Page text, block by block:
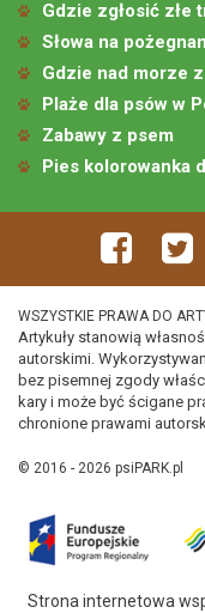
Gdzie zgłosić złe
Słowa na
Gdzie nad morze
Plaże dla psów w
Zabawy z psem
Pies kolorowanka
WSZYSTKIE PRAWA DO
Artykuły stanowią
autorskimi.
bez pisemnej zgody
kary i może być ścigane
chronione prawami
© 2016 - 2026 psiPARK.pl
Strona internetowa